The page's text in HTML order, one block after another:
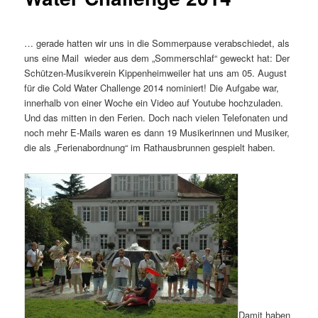
… gerade hatten wir uns in die Sommerpause verabschiedet, als
uns eine Mail wieder aus dem „Sommerschlaf“ geweckt hat: Der
Schützen-Musikverein Kippenheimweiler hat uns am 05. August
für die Cold Water Challenge 2014 nominiert! Die Aufgabe war,
innerhalb von einer Woche ein Video auf Youtube hochzuladen.
Und das mitten in den Ferien. Doch nach vielen Telefonaten und
noch mehr E-Mails waren es dann 19 Musikerinnen und Musiker,
die als „Ferienabordnung“ im Rathausbrunnen gespielt haben.
Damit haben